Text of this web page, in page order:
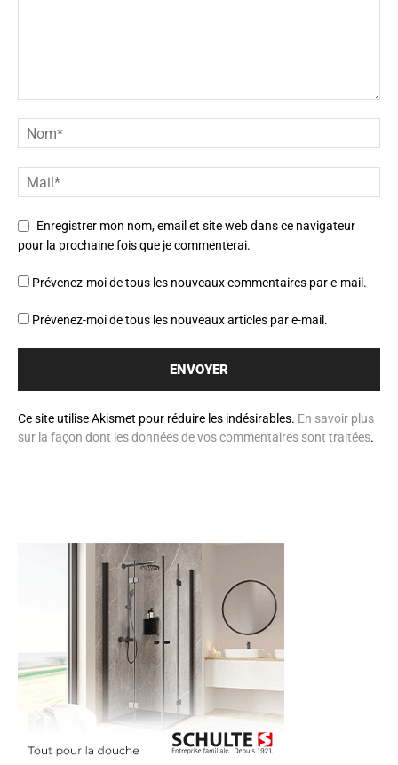
Enregistrer mon nom, email et site web dans ce navigateur
pour la prochaine fois que je commenterai.
Prévenez-moi de tous les nouveaux commentaires par e-mail.
Prévenez-moi de tous les nouveaux articles par e-mail.
Ce site utilise Akismet pour réduire les indésirables. En savoir plus
sur la façon dont les données de vos commentaires sont traitées.